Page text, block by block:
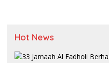
Hot News